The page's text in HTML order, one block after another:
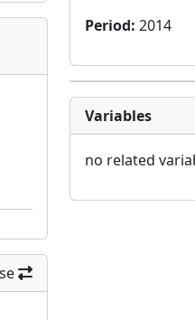
Period:2014
Variables
no related